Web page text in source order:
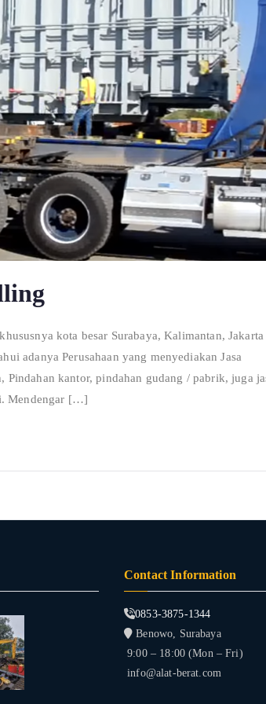
kota besar Surabaya, Kalimantan, Jakarta
adanya Perusahaan yang menyediakan Jasa
Pindahan kantor, pindahan gudang / pabrik, juga
Mendengar […]
Contact Information
0853-3875-1344
Benowo, Surabaya
9:00 – 18:00 (Mon – Fri)
info@alat-berat.com